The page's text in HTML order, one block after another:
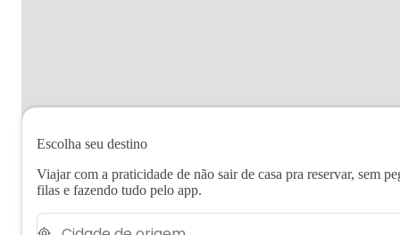
Escolha seu destino
Viajar com a praticidade de não sair de casa pra reservar, sem
filas e fazendo tudo pelo app.